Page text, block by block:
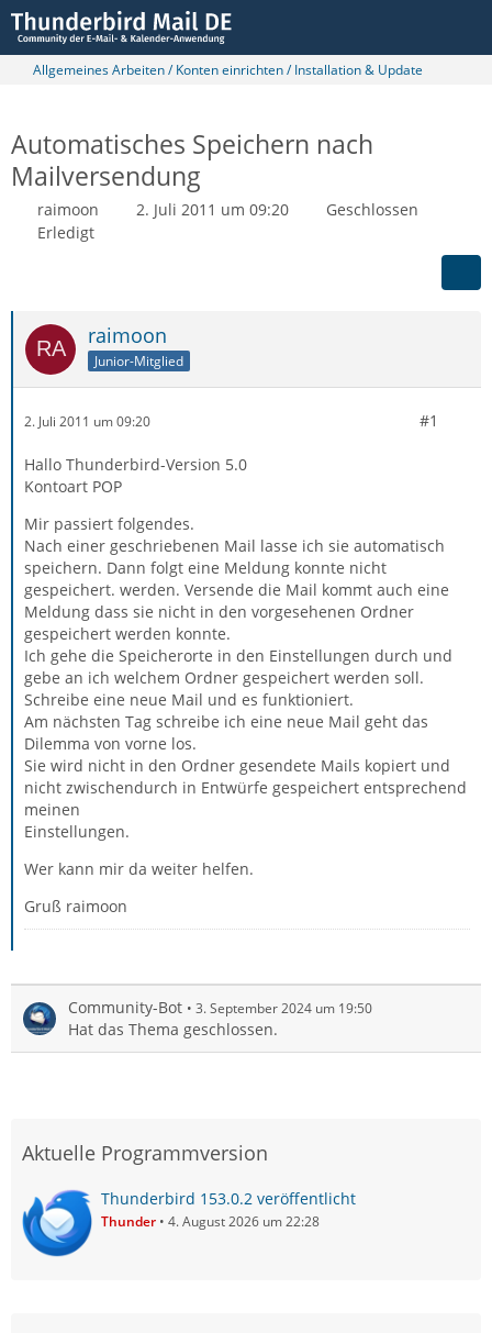
Allgemeines Arbeiten / Konten einrichten / Installation & Update
Automatisches Speichern nach
Mailversendung
raimoon 2. Juli 2011 um 09:20
Geschlossen
Erledigt
raimoon
Junior-Mitglied
2. Juli 2011 um 09:20 #1
Hallo Thunderbird-Version 5.0
Kontoart POP
Mir passiert folgendes.
Nach einer geschriebenen Mail lasse ich sie automatisch
speichern. Dann folgt eine Meldung konnte nicht
gespeichert. werden. Versende die Mail kommt auch eine
Meldung dass sie nicht in den vorgesehenen Ordner
gespeichert werden konnte.
Ich gehe die Speicherorte in den Einstellungen durch und
gebe an ich welchem Ordner gespeichert werden soll.
Schreibe eine neue Mail und es funktioniert.
Am nächsten Tag schreibe ich eine neue Mail geht das
Dilemma von vorne los.
Sie wird nicht in den Ordner gesendete Mails kopiert und
nicht zwischendurch in Entwürfe gespeichert entsprechend
meinen
Einstellungen.
Wer kann mir da weiter helfen.
Gruß raimoon
Community-Bot 3. September 2024 um 19:50
Hat das Thema geschlossen.
Aktuelle Programmversion
Thunderbird 153.0.2 veröffentlicht
Thunder 4. August 2026 um 22:28